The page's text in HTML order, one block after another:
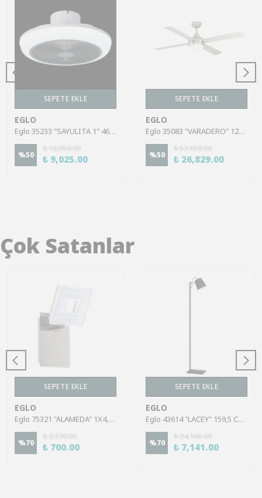
SEPETE EKLE
EGLO
Eglo 35233 "SAYULITA 1" 46 Cm Çapında Abs Tavan Vantilatörü
%50
₺ 18,050.00
₺ 9,025.00
SEPETE EKLE
EGLO
Eglo 35083 "VARADERO" 122 Cm Çapında Çelik Tavan Vantilatörü Ac Motor
%50
₺ 53,658.00
₺ 26,829.00
Çok Satanlar
SEPETE EKLE
EGLO
Eglo 75321 "ALAMEDA" 1X4,5W Çelik Nikel Mat Sıva Üstü Spot
%70
₺ 2,370.00
₺ 700.00
SEPETE EKLE
EGLO
Eglo 43614 "LACEY" 159,5 Cm Yüksekliğinde Çelik, Ahşap Köşe Lambası Lambader
%70
₺ 24,166.00
₺ 7,141.00